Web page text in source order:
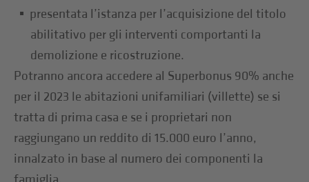
presentata l’istanza per l’acquisizione del titolo
abilitativo per gli interventi comportanti la
demolizione e ricostruzione.
Potranno ancora accedere al Superbonus 90% anche
per il 2023 le abitazioni unifamiliari (villette) se si
tratta di prima casa e se i proprietari non
raggiungano un reddito di 15.000 euro l’anno,
innalzato in base al numero dei componenti la